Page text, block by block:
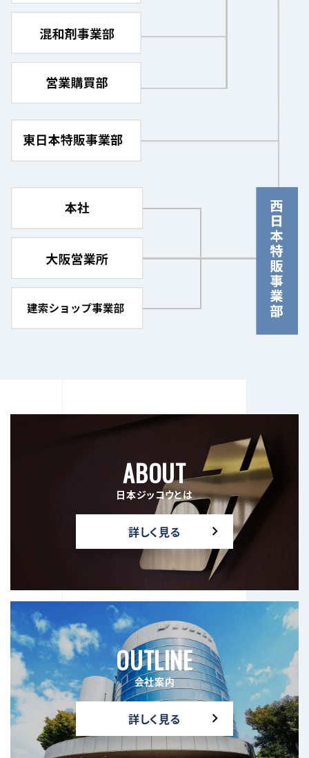
ABOUT
日本ジッコウとは
詳しく見る
OUTLINE
会社案内
詳しく見る